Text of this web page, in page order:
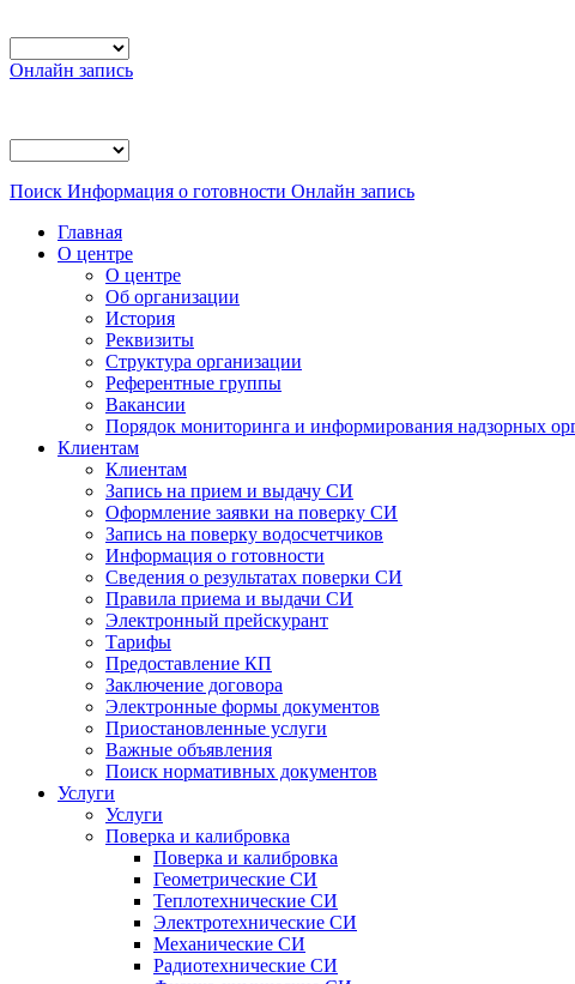
Онлайн запись
Поиск Информация о готовности Онлайн запись
Главная
О центре
О центре
Об организации
История
Реквизиты
Структура организации
Референтные группы
Вакансии
Порядок мониторинга и информирования надзорных
Клиентам
Клиентам
Запись на прием и выдачу СИ
Оформление заявки на поверку СИ
Запись на поверку водосчетчиков
Информация о готовности
Сведения о результатах поверки СИ
Правила приема и выдачи СИ
Электронный прейскурант
Тарифы
Предоставление КП
Заключение договора
Электронные формы документов
Приостановленные услуги
Важные объявления
Поиск нормативных документов
Услуги
Услуги
Поверка и калибровка
Поверка и калибровка
Геометрические СИ
Теплотехнические СИ
Электротехнические СИ
Механические СИ
Радиотехнические СИ